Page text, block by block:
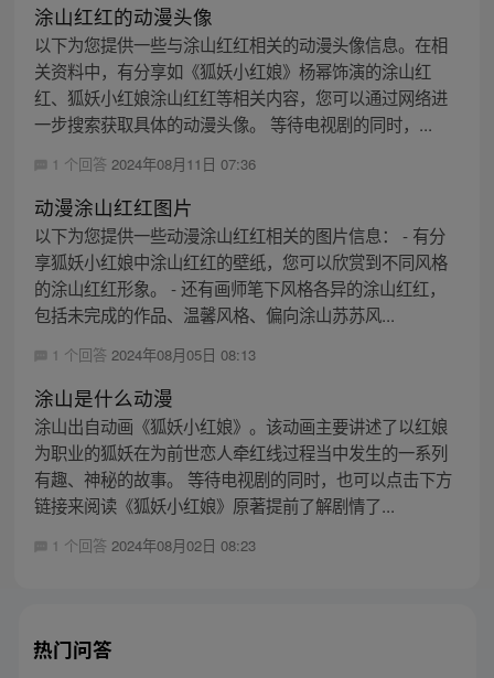
涂山红红的动漫头像
以下为您提供一些与涂山红红相关的动漫头像信息。在相
关资料中，有分享如《狐妖小红娘》杨幂饰演的涂山红
红、狐妖小红娘涂山红红等相关内容，您可以通过网络进
一步搜索获取具体的动漫头像。 等待电视剧的同时，...
1 个回答 2024年08月11日 07:36
动漫涂山红红图片
以下为您提供一些动漫涂山红红相关的图片信息： - 有分
享狐妖小红娘中涂山红红的壁纸，您可以欣赏到不同风格
的涂山红红形象。 - 还有画师笔下风格各异的涂山红红，
包括未完成的作品、温馨风格、偏向涂山苏苏风...
1 个回答 2024年08月05日 08:13
涂山是什么动漫
涂山出自动画《狐妖小红娘》。该动画主要讲述了以红娘
为职业的狐妖在为前世恋人牵红线过程当中发生的一系列
有趣、神秘的故事。 等待电视剧的同时，也可以点击下方
链接来阅读《狐妖小红娘》原著提前了解剧情了...
1 个回答 2024年08月02日 08:23
热门问答